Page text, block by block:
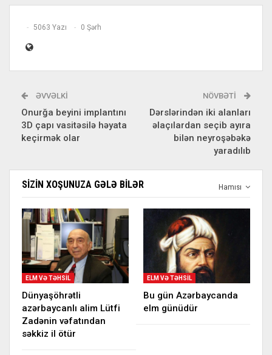
5063 Yazı 0 Şərh
ƏVVƏLKI
Onurğa beyini implantını
3D çapı vasitəsilə həyata
keçirmək olar
NÖVBƏTI
Dərslərindən iki alanları
əlaçılardan seçib ayıra
bilən neyroşəbəkə
yaradılıb
Hamısı
SIZIN XOŞUNUZA GƏLƏ BILƏR
ELM VƏ TƏHSIL
Dünyaşöhrətli
azərbaycanlı alim Lütfi
Zadənin vəfatından
səkkiz il ötür
ELM VƏ TƏHSIL
Bu gün Azərbaycanda
elm günüdür